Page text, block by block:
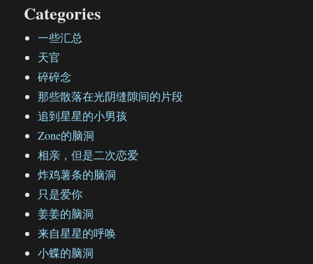
Categories
一些汇总
天官
碎碎念
那些散落在光阴缝隙间的片段
追到星星的小男孩
Zone的脑洞
相亲，但是二次恋爱
炸鸡薯条的脑洞
只是爱你
姜姜的脑洞
来自星星的呼唤
小蝶的脑洞